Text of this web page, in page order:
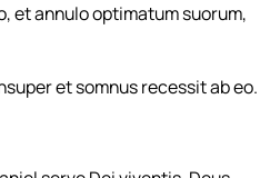
et annulo optimatum suorum,
et somnus recessit ab eo.